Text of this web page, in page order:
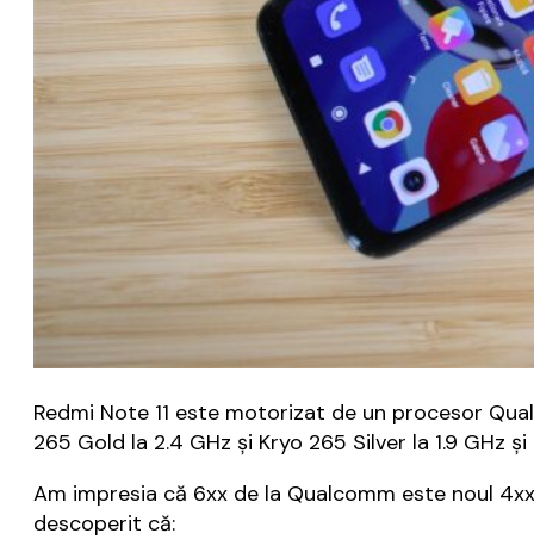
Redmi Note 11 este motorizat de un procesor
265 Gold la 2.4 GHz și Kryo 265 Silver la 1.9 GHz
Am impresia că 6xx de la Qualcomm este noul
descoperit că: